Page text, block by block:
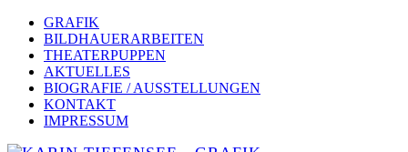
GRAFIK
BILDHAUERARBEITEN
THEATERPUPPEN
AKTUELLES
BIOGRAFIE / AUSSTELLUNGEN
KONTAKT
IMPRESSUM